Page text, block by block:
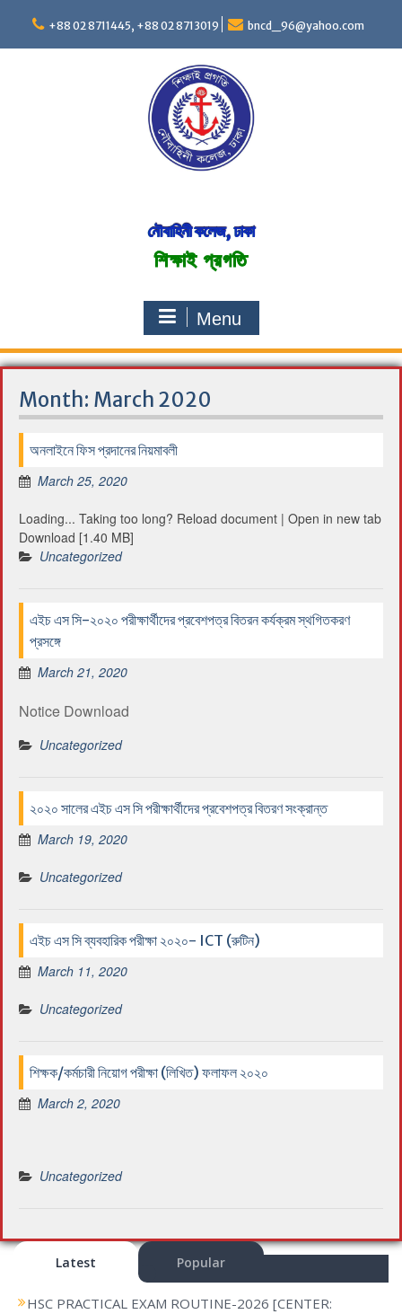
i
+88 02 8711445, +88 02 8713019 bncd_96@yahoo.com
নৌবাহিনী কলেজ, ঢাকা
শিক্ষাই প্রগতি
Menu
Month: March 2020
অনলাইনে ফিস প্রদানের নিয়মাবলী
March 25, 2020
Loading... Taking too long? Reload document | Open in new tab
Download [1.40 MB]
Uncategorized
এইচ এস সি-২০২০ পরীক্ষার্থীদের প্রবেশপত্র বিতরন কর্যক্রম স্থগিতকরণ
প্রসঙ্গে
March 21, 2020
Notice Download
Uncategorized
২০২০ সালের এইচ এস সি পরীক্ষার্থীদের প্রবেশপত্র বিতরণ সংক্রান্ত
March 19, 2020
Uncategorized
এইচ এস সি ব্যবহারিক পরীক্ষা ২০২০- ICT (রুটিন)
March 11, 2020
Uncategorized
শিক্ষক/কর্মচারী নিয়োগ পরীক্ষা (লিখিত) ফলাফল ২০২০
March 2, 2020
Uncategorized
Latest Popular
HSC PRACTICAL EXAM ROUTINE-2026 [CENTER: